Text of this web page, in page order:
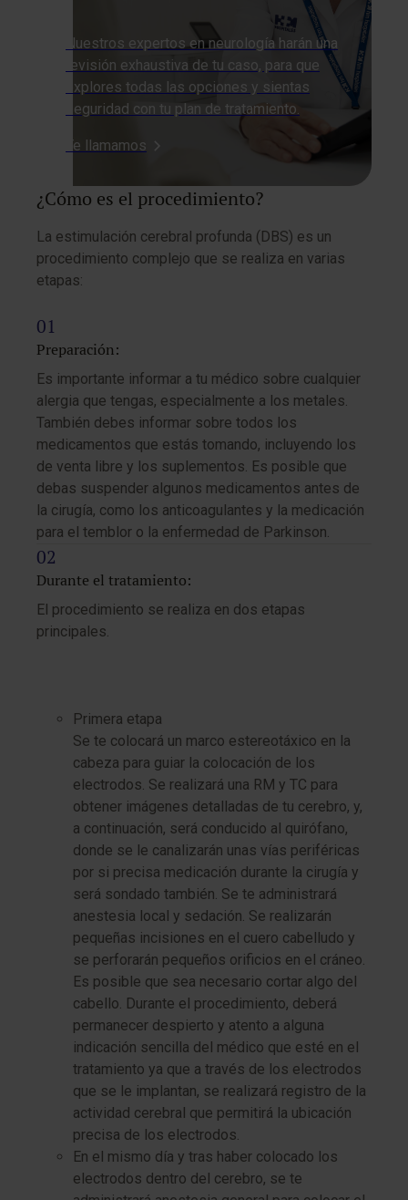
Nuestros expertos en neurología harán una
revisión exhaustiva de tu caso, para que
explores todas las opciones y sientas
seguridad con tu plan de tratamiento.
Te llamamos
¿Cómo es el procedimiento?
La estimulación cerebral profunda (DBS) es un
procedimiento complejo que se realiza en varias
etapas:
Preparación:
Es importante informar a tu médico sobre cualquier
alergia que tengas, especialmente a los metales.
También debes informar sobre todos los
medicamentos que estás tomando, incluyendo los
de venta libre y los suplementos. Es posible que
debas suspender algunos medicamentos antes de
la cirugía, como los anticoagulantes y la medicación
para el temblor o la enfermedad de Parkinson.
Durante el tratamiento:
El procedimiento se realiza en dos etapas
principales.
Primera etapa
Se te colocará un marco estereotáxico en la
cabeza para guiar la colocación de los
electrodos. Se realizará una RM y TC para
obtener imágenes detalladas de tu cerebro, y,
a continuación, será conducido al quirófano,
donde se le canalizarán unas vías periféricas
por si precisa medicación durante la cirugía y
será sondado también. Se te administrará
anestesia local y sedación. Se realizarán
pequeñas incisiones en el cuero cabelludo y
se perforarán pequeños orificios en el cráneo.
Es posible que sea necesario cortar algo del
cabello. Durante el procedimiento, deberá
permanecer despierto y atento a alguna
indicación sencilla del médico que esté en el
tratamiento ya que a través de los electrodos
que se le implantan, se realizará registro de la
actividad cerebral que permitirá la ubicación
precisa de los electrodos.
En el mismo día y tras haber colocado los
electrodos dentro del cerebro, se te